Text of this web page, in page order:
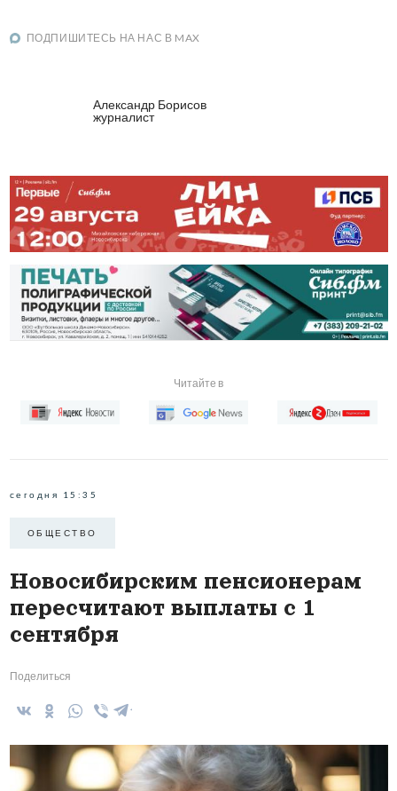
ПОДПИШИТЕСЬ НА НАС В MAX
Александр Борисов
журналист
Читайте в
сегодня 15:35
ОБЩЕСТВО
Новосибирским пенсионерам
пересчитают выплаты с 1
сентября
Поделиться